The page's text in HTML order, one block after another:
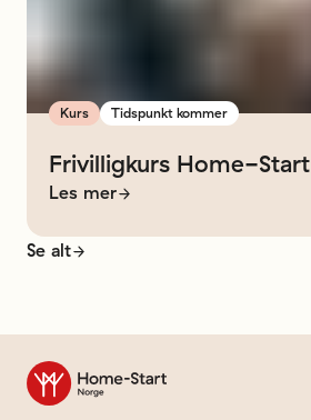
Kurs Tidspunkt kommer
Frivilligkurs Home-Start
Les mer
Se alt
Til forsiden